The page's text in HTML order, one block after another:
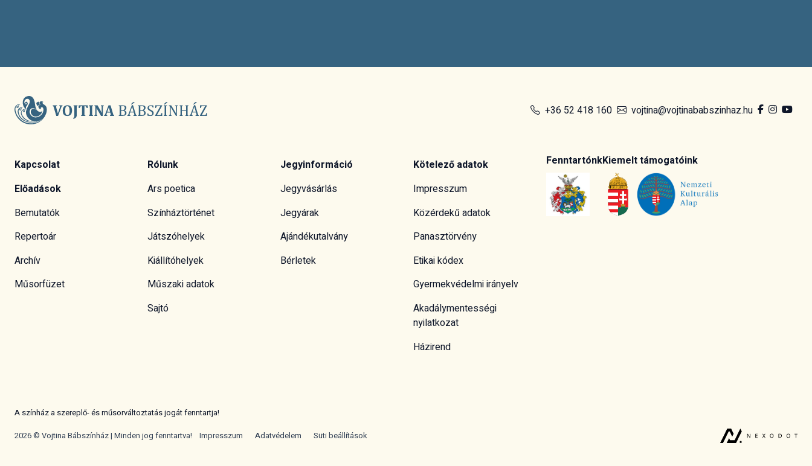
+36 52 418 160 vojtina@vojtinababszinhaz.hu
Kapcsolat
Előadások
Bemutatók
Repertoár
Archív
Műsorfüzet
Rólunk
Ars poetica
Színháztörténet
Játszóhelyek
Kiállítóhelyek
Műszaki adatok
Sajtó
Jegyinformáció
Jegyvásárlás
Jegyárak
Ajándékutalvány
Bérletek
Kötelező adatok
Impresszum
Közérdekű adatok
Panasztörvény
Etikai kódex
Gyermekvédelmi irányelv
Akadálymentességi
nyilatkozat
Házirend
FenntartónkKiemelt támogatóink
A színház a szereplő- és műsorváltoztatás jogát fenntartja!
2026 © Vojtina Bábszínház | Minden jog fenntartva!
Impresszum Adatvédelem Süti beállítások